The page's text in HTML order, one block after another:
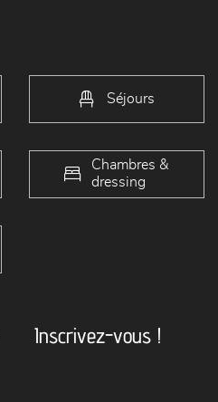
Séjours
Chambres &
dressing
Inscrivez-vous !